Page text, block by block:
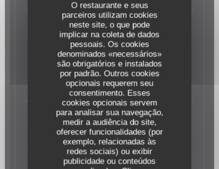
O restaurante e seus
parceiros utilizam cookies
neste site, o que pode
implicar na coleta de dados
pessoais. Os cookies
denominados «necessários»
são obrigatórios e instalados
por padrão. Outros cookies
opcionais requerem seu
consentimento. Esses
cookies opcionais servem
para analisar sua navegação,
medir a audiência do site,
oferecer funcionalidades (por
exemplo, relacionadas às
redes sociais) ou exibir
publicidade ou conteúdos
Pasta Thon Sott’olio
Thon sott’olio,oignon rouge,sauce de tomate San
Mariano DOP, pistou
17,00 EUR
Pasta Bolo Bolls
Ragù bolognese : Bœuf mijoté, sauce de tomates
Grana Padano râpé